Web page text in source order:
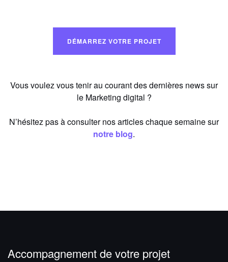
DÉMARREZ VOTRE PROJET
Vous voulez vous tenir au courant des dernières news sur
le Marketing digital ?
N’hésitez pas à consulter nos articles chaque semaine sur
notre blog.
Accompagnement de votre projet